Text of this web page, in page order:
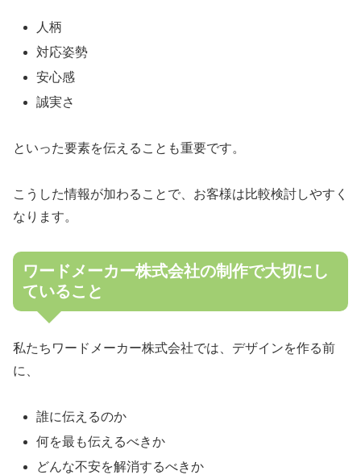
人柄
対応姿勢
安心感
誠実さ
といった要素を伝えることも重要です。
こうした情報が加わることで、お客様は比較検討しやすく
なります。
ワードメーカー株式会社の制作で大切にし
ていること
私たちワードメーカー株式会社では、デザインを作る前
に、
誰に伝えるのか
何を最も伝えるべきか
どんな不安を解消するべきか